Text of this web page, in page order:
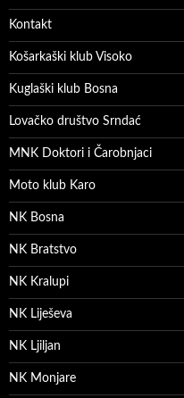
Kontakt
Košarkaški klub Visoko
Kuglaški klub Bosna
Lovačko društvo Srndać
MNK Doktori i Čarobnjaci
Moto klub Karo
NK Bosna
NK Bratstvo
NK Kralupi
NK Liješeva
NK Ljiljan
NK Monjare